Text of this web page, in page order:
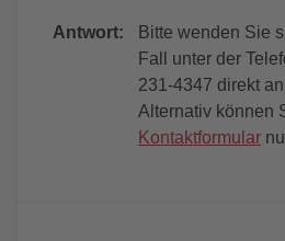
Antwort:
Bitte wenden Sie
Fall unter der
231-4347 direkt
Alternativ können
Kontaktformular